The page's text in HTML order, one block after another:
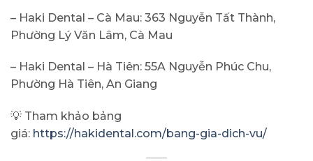
– Haki Dental – Cà Mau: 363 Nguyễn Tất Thành,
Phường Lý Văn Lâm, Cà Mau
– Haki Dental – Hà Tiên: 55A Nguyễn Phúc Chu,
Phường Hà Tiên, An Giang
💡 Tham khảo bảng
giá: https://hakidental.com/bang-gia-dich-vu/